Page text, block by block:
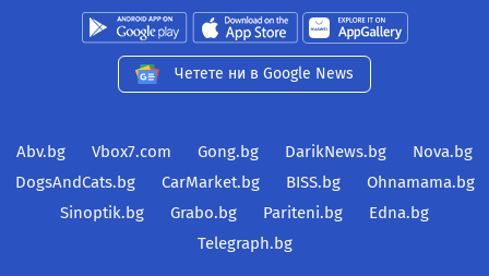
Четете ни в Google News
Abv.bg Vbox7.com Gong.bg DarikNews.bg
Nova.bg
DogsAndCats.bg
CarMarket.bg BISS.bg
Ohnamama.bg
Sinoptik.bg
Grabo.bg Pariteni.bg
Edna.bg
Telegraph.bg